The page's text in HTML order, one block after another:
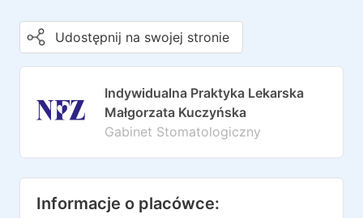
Udostępnij na swojej stronie
Indywidualna Praktyka Lekarska
Małgorzata Kuczyńska
Gabinet Stomatologiczny
Informacje o placówce: